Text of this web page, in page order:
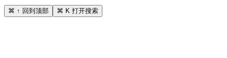
⌘ ↑ 回到顶部 ⌘ K 打开搜索